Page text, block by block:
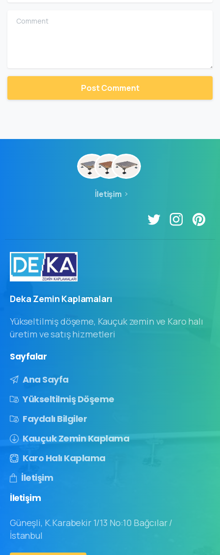
Comment
İletişim
Deka Zemin Kaplamaları
Yükseltilmiş döşeme, Kauçuk zemin ve Karo halı
üretim ve satış hizmetleri
Sayfalar
Ana Sayfa
Yükseltilmiş Döşeme
Faydalı Bilgiler
Kauçuk Zemin Kaplama
Karo Halı Kaplama
İletişim
İletişim
Güneşli, K.Karabekir 1/13 No:10 Bağcılar /
İstanbul